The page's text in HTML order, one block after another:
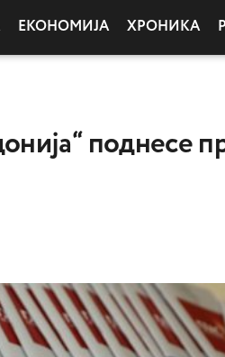
ЕКОНОМИЈА ХРОНИКА
поднесе